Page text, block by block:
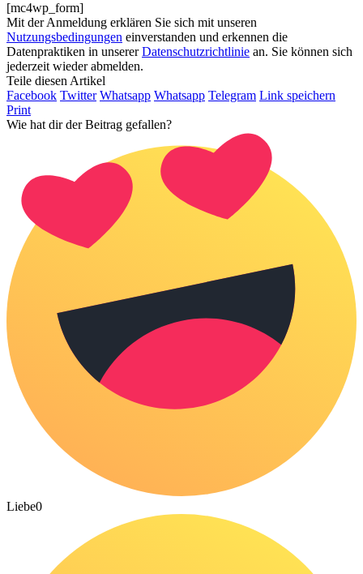
[mc4wp_form]
Mit der Anmeldung erklären Sie sich mit unseren
Nutzungsbedingungen einverstanden und erkennen die
Datenpraktiken in unsererDatenschutzrichtlinie an. Sie können sich
jederzeit wieder abmelden.
Teile diesen Artikel
Facebook Twitter Whatsapp Whatsapp Telegram Link speichern
Print
Wie hat dir der Beitrag gefallen?
Liebe0